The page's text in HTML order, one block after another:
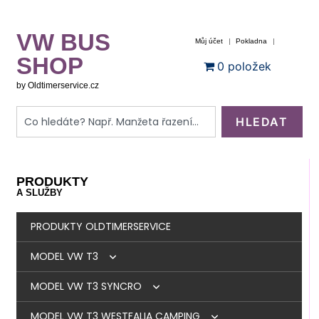
VW BUS
SHOP
by Oldtimerservice.cz
Můj účet Pokladna
0 položek
HLEDAT
PRODUKTY
A SLUŽBY
PRODUKTY OLDTIMERSERVICE
MODEL VW T3
BRZDY
MODEL VW T3 SYNCRO